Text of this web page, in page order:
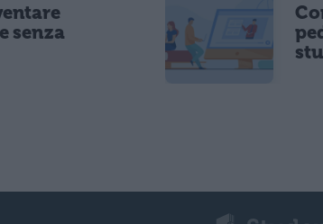
senza